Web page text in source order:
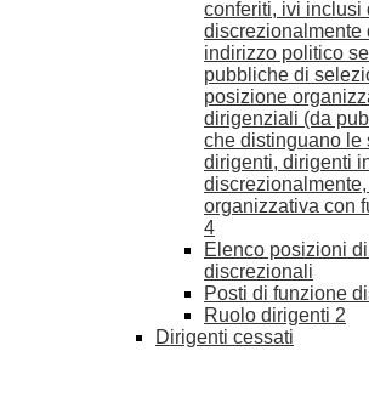
conferiti, ivi inclusi
discrezionalmente
indirizzo politico
pubbliche di
posizione
dirigenziali (da
che distinguano le
dirigenti, dirigenti
organizzativa con
4
Elenco posizioni
discrezionali
Posti di funzione
Ruolo dirigenti 2
Dirigenti cessati